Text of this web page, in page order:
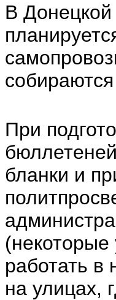
В
При
бланки и
работать в
на улицах,